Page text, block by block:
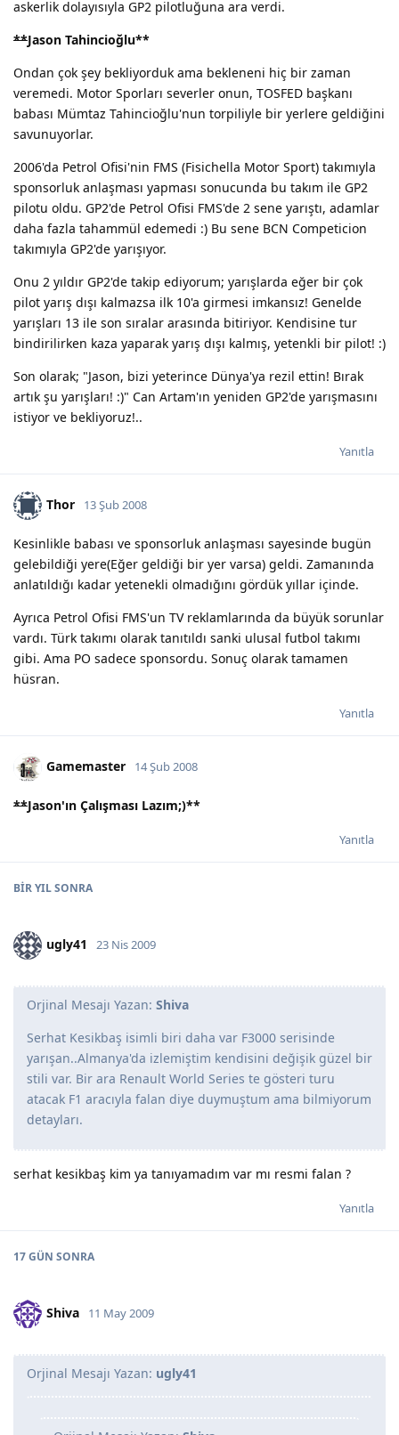
askerlik dolayısıyla GP2 pilotluğuna ara verdi.
**Jason Tahincioğlu**
Ondan çok şey bekliyorduk ama bekleneni hiç bir zaman
veremedi. Motor Sporları severler onun, TOSFED başkanı
babası Mümtaz Tahincioğlu'nun torpiliyle bir yerlere geldiğini
savunuyorlar.
2006'da Petrol Ofisi'nin FMS (Fisichella Motor Sport) takımıyla
sponsorluk anlaşması yapması sonucunda bu takım ile GP2
pilotu oldu. GP2'de Petrol Ofisi FMS'de 2 sene yarıştı, adamlar
daha fazla tahammül edemedi :) Bu sene BCN Competicion
takımıyla GP2'de yarışıyor.
Onu 2 yıldır GP2'de takip ediyorum; yarışlarda eğer bir çok
pilot yarış dışı kalmazsa ilk 10'a girmesi imkansız! Genelde
yarışları 13 ile son sıralar arasında bitiriyor. Kendisine tur
bindirilirken kaza yaparak yarış dışı kalmış, yetenkli bir pilot! :)
Son olarak; "Jason, bizi yeterince Dünya'ya rezil ettin! Bırak
artık şu yarışları! :)" Can Artam'ın yeniden GP2'de yarışmasını
istiyor ve bekliyoruz!..
Yanıtla
Thor 13 Şub 2008
Kesinlikle babası ve sponsorluk anlaşması sayesinde bugün
gelebildiği yere(Eğer geldiği bir yer varsa) geldi. Zamanında
anlatıldığı kadar yetenekli olmadığını gördük yıllar içinde.
Ayrıca Petrol Ofisi FMS'un TV reklamlarında da büyük sorunlar
vardı. Türk takımı olarak tanıtıldı sanki ulusal futbol takımı
gibi. Ama PO sadece sponsordu. Sonuç olarak tamamen
hüsran.
Yanıtla
Gamemaster 14 Şub 2008
**Jason'ın Çalışması Lazım;)**
Yanıtla
BIR YILSONRA
ugly41 23 Nis 2009
Orjinal Mesajı Yazan: Shiva
Serhat Kesikbaş isimli biri daha var F3000 serisinde
yarışan..Almanya'da izlemiştim kendisini değişik güzel bir
stili var. Bir ara Renault World Series te gösteri turu
atacak F1 aracıyla falan diye duymuştum ama bilmiyorum
detayları.
serhat kesikbaş kim ya tanıyamadım var mı resmi falan ?
Yanıtla
17 GÜN SONRA
Shiva 11 May 2009
Orjinal Mesajı Yazan: ugly41